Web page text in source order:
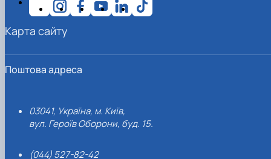
Поштова адреса
03041, Україна, м. Київ,
вул. Героїв Оборони, буд. 15.
(044) 527-82-42
Карта сайту